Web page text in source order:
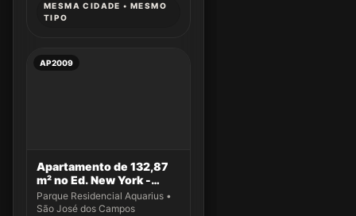
MESMA CIDADE • MESMO
TIPO
AP2009
Apartamento de 132,87
m² no Ed. New York -
Apto 14
Parque Residencial Aquarius •
São José dos Campos